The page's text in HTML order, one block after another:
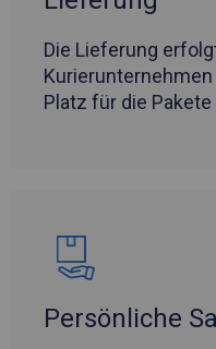
Die Lieferung
Kurierunternehmen
Platz für die Pakete
Persönliche